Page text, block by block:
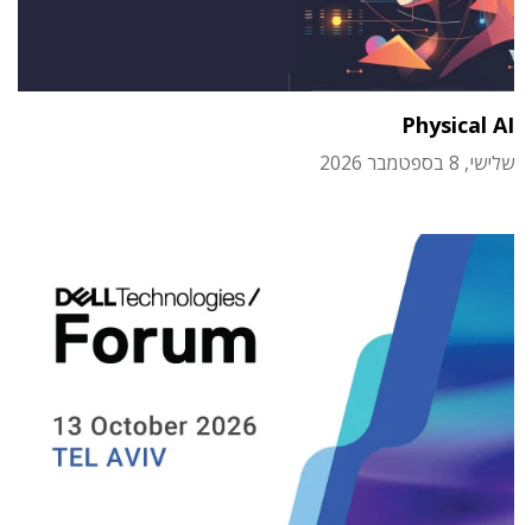
Physical AI
שלישי, 8 בספטמבר 2026